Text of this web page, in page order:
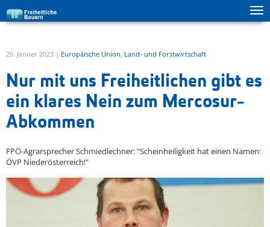
zur Hauptnavigation springen
zum Inhalt springen
26. Jänner 2023 | Europäische Union, Land- und Forstwirtschaft
Nur mit uns Freiheitlichen gibt es
ein klares Nein zum Mercosur-
Abkommen
FPÖ-Agrarsprecher Schmiedlechner: "Scheinheiligkeit hat einen Namen:
ÖVP Niederösterreich!"